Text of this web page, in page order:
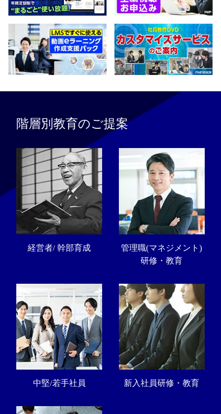
階層別教育のご提案
経営者/ 幹部育成
管理職(マネジメント)
研修・教育
中堅/若手社員 新入社員研修・教育